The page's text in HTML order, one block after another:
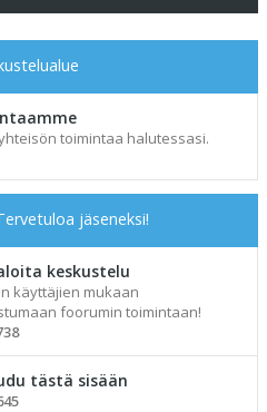
yhteisön toimintaa halutessasi.
jäseneksi!
keskustelu
käyttäjien mukaan
foorumin toimintaan!
tästä sisään